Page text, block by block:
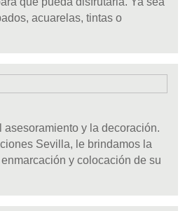
acuarelas, tintas o
asesoramiento y la decoración.
Sevilla, le brindamos la
y colocación de su